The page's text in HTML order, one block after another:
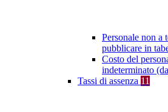
Personale non a
pubblicare in
Costo del
indeterminato
Tassi di assenza 11